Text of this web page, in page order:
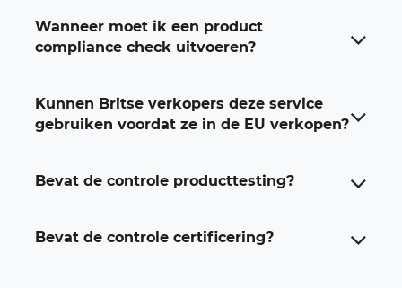
Wanneer moet ik een product
compliance check uitvoeren?
Kunnen Britse verkopers deze service
gebruiken voordat ze in de EU verkopen?
Bevat de controle producttesting?
Bevat de controle certificering?